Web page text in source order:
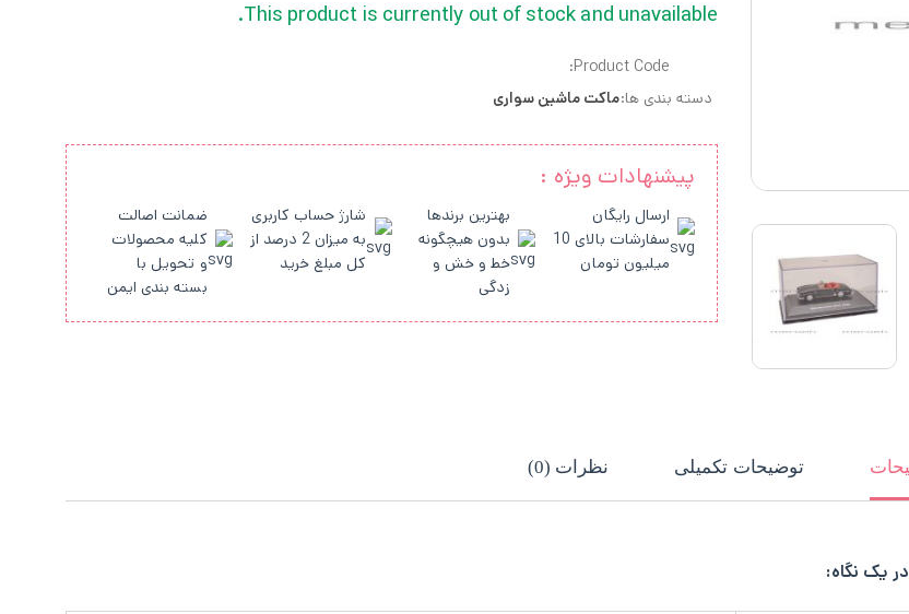
This product is currently out of stock and unavailable.
Product Code:
دسته بندی ها:ماکت ماشین سواری
پیشنهادات ویژه :
ارسال رایگان
سفارشات بالای 10
میلیون تومان
بهترین برندها
بدون هیچگونه
خط و خش و
زدگی
شارژ حساب کاربری
به میزان 2 درصد از
کل مبلغ خرید
ضمانت اصالت
کلیه محصولات
و تحویل با
بسته بندی ایمن
توضیحات تکمیلی نظرات (0)